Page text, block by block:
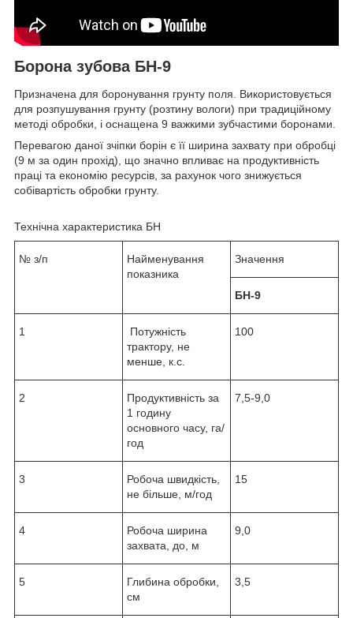
Борона зубова БН-9
Призначена для боронування грунту поля. Використовується
для розпушування грунту (розтину вологи) при традиційному
методі обробки, і оснащена 9 важкими зубчастими боронами.
Перевагою даної зчіпки борін є її ширина захвату при обробці
(9 м за один прохід), що значно впливає на продуктивність
праці та економію ресурсів, за рахунок чого знижується
собівартість обробки грунту.
Технічна характеристика БН
№ з/п
Найменування
показника
Значення
БН-9
1
Потужність
трактору, не
менше, к.с.
100
2
Продуктивність за
1 годину
основного часу, га/
год
7,5-9,0
3
Робоча швидкість,
не більше, м/год
15
4
Робоча ширина
захвата, до, м
9,0
5
Глибина обробки,
см
3,5